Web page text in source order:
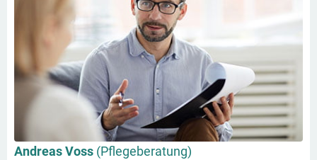
Andreas Voss (Pflegeberatung)